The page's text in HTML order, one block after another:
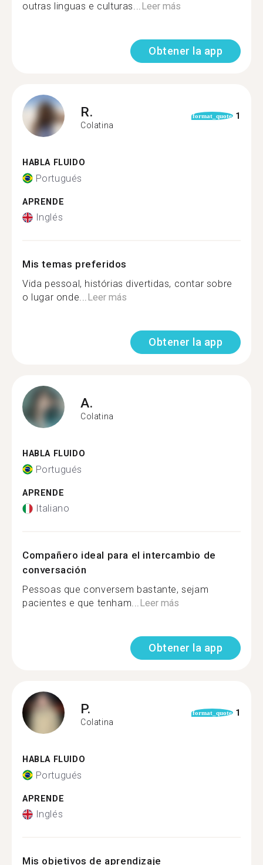
outras linguas e culturas...Leer más
Obtener la app
R.
Colatina
format_quote 1
HABLA FLUIDO
Portugués
APRENDE
Inglés
Mis temas preferidos
Vida pessoal, histórias divertidas, contar sobre
o lugar onde...Leer más
Obtener la app
A.
Colatina
HABLA FLUIDO
Portugués
APRENDE
Italiano
Compañero ideal para el intercambio de
conversación
Pessoas que conversem bastante, sejam
pacientes e que tenham...Leer más
Obtener la app
P.
Colatina
format_quote 1
HABLA FLUIDO
Portugués
APRENDE
Inglés
Mis objetivos de aprendizaje